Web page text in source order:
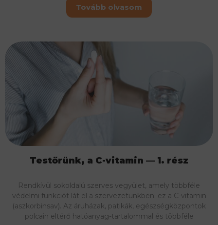
Tovább olvasom
Testőrünk, a C-vitamin — 1. rész
Rendkívül sokoldalú szerves vegyület, amely többféle
védelmi funkciót lát el a szervezetünkben: ez a C-vitamin
(aszkorbinsav). Az áruházak, patikák, egészségközpontok
polcain eltérő hatóanyag-tartalommal és többféle